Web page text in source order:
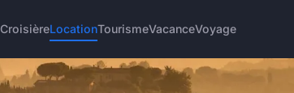
CroisièreLocationTourismeVacanceVoyage